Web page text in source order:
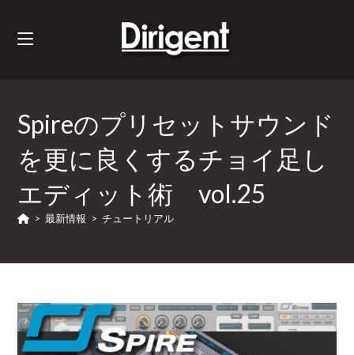
Spireのプリセットサウンド
を更に良くするチョイ足し
エディット術 vol.25
> 最新情報 > チュートリアル